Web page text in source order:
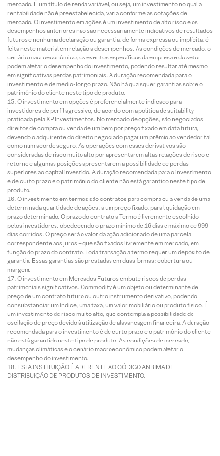
mercado. É um título de renda variável, ou seja, um investimento no qual a
rentabilidade não é preestabelecida, varia conforme as cotações de
mercado. O investimento em ações é um investimento de alto risco e os
desempenhos anteriores não são necessariamente indicativos de resultados
futuros e nenhuma declaração ou garantia, de forma expressa ou implícita, é
feita neste material em relação a desempenhos. As condições de mercado, o
cenário macroeconômico, os eventos específicos da empresa e do setor
podem afetar o desempenho do investimento, podendo resultar até mesmo
em significativas perdas patrimoniais. A duração recomendada para o
investimento é de médio-longo prazo. Não há quaisquer garantias sobre o
patrimônio do cliente neste tipo de produto.
O investimento em opções é preferencialmente indicado para
investidores de perfil agressivo, de acordo com a política de suitability
praticada pela XP Investimentos. No mercado de opções, são negociados
direitos de compra ou venda de um bem por preço fixado em data futura,
devendo o adquirente do direito negociado pagar um prêmio ao vendedor tal
como num acordo seguro. As operações com esses derivativos são
consideradas de risco muito alto por apresentarem altas relações de risco e
retorno e algumas posições apresentarem a possibilidade de perdas
superiores ao capital investido. A duração recomendada para o investimento
é de curto prazo e o patrimônio do cliente não está garantido neste tipo de
produto.
O investimento em termos são contratos para compra ou a venda de uma
determinada quantidade de ações, a um preço fixado, para liquidação em
prazo determinado. O prazo do contrato a Termo é livremente escolhido
pelos investidores, obedecendo o prazo mínimo de 16 dias e máximo de 999
dias corridos. O preço será o valor da ação adicionado de uma parcela
correspondente aos juros – que são fixados livremente em mercado, em
função do prazo do contrato. Toda transação a termo requer um depósito de
garantia. Essas garantias são prestadas em duas formas: cobertura ou
margem.
O investimento em Mercados Futuros embute riscos de perdas
patrimoniais significativos. Commodity é um objeto ou determinante de
preço de um contrato futuro ou outro instrumento derivativo, podendo
consubstanciar um índice, uma taxa, um valor mobiliário ou produto físico. É
um investimento de risco muito alto, que contempla a possibilidade de
oscilação de preço devido à utilização de alavancagem financeira. A duração
recomendada para o investimento é de curto prazo e o patrimônio do cliente
não está garantido neste tipo de produto. As condições de mercado,
mudanças climáticas e o cenário macroeconômico podem afetar o
desempenho do investimento.
ESTA INSTITUIÇÃO É ADERENTE AO CÓDIGO ANBIMA DE
DISTRIBUIÇÃO DE PRODUTOS DE INVESTIMENTO.